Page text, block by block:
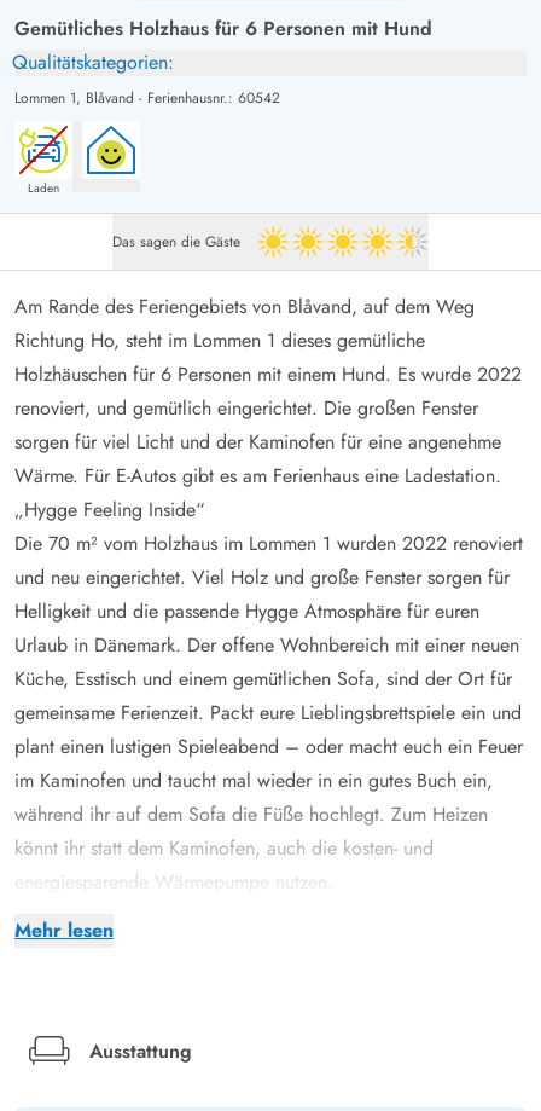
Gemütliches Holzhaus für 6 Personen mit Hund
Qualitätskategorien:
Lommen 1, Blåvand - Ferienhausnr.: 60542
Laden
Das sagen die Gäste 4.5 von 5
Mehr lesen
Am Rande des Feriengebiets von Blåvand, auf dem Weg
Richtung Ho, steht im Lommen 1 dieses gemütliche
Holzhäuschen für 6 Personen mit einem Hund. Es wurde 2022
renoviert, und gemütlich eingerichtet. Die großen Fenster
sorgen für viel Licht und der Kaminofen für eine angenehme
Wärme. Für E-Autos gibt es am Ferienhaus eine Ladestation.
„Hygge Feeling Inside“
Die 70 m² vom Holzhaus im Lommen 1 wurden 2022 renoviert
und neu eingerichtet. Viel Holz und große Fenster sorgen für
Helligkeit und die passende Hygge Atmosphäre für euren
Urlaub in Dänemark. Der offene Wohnbereich mit einer neuen
Küche, Esstisch und einem gemütlichen Sofa, sind der Ort für
gemeinsame Ferienzeit. Packt eure Lieblingsbrettspiele ein und
plant einen lustigen Spieleabend – oder macht euch ein Feuer
im Kaminofen und taucht mal wieder in ein gutes Buch ein,
während ihr auf dem Sofa die Füße hochlegt. Zum Heizen
könnt ihr statt dem Kaminofen, auch die kosten- und
energiesparende Wärmepumpe nutzen.
Auch das Badezimmer wurde modernisiert und verfügt über
die Wahl zwischen einem Schlafzimmer mit Doppelbett, einem
Ausstattung